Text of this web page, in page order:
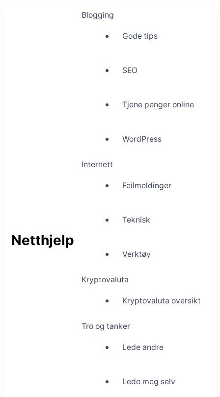
Netthjelp
Blogging
Gode tips
SEO
Tjene penger online
WordPress
Internett
Feilmeldinger
Teknisk
Verktøy
Kryptovaluta
Kryptovaluta oversikt
Tro og tanker
Lede andre
Lede meg selv